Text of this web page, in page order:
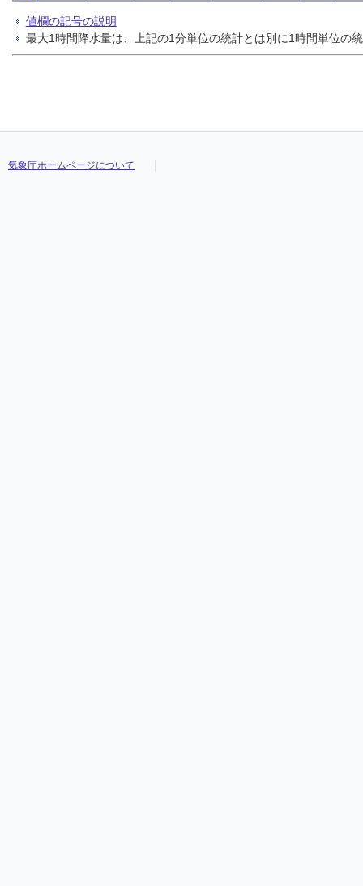
値欄の記号の説明
最大1時間降水量は、上記の1分単位の統計とは別に1時間単位の
気象庁ホームページについて